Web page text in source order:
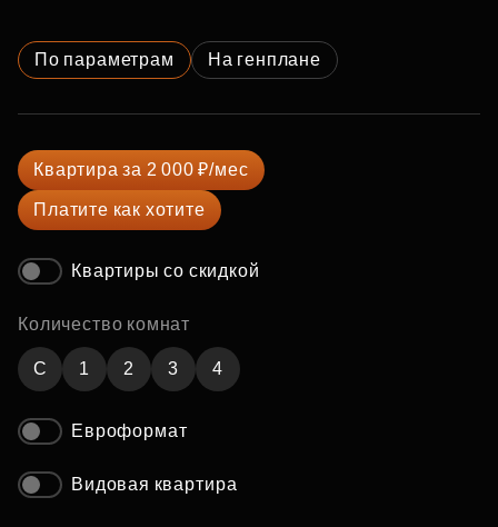
По параметрам На генплане
Квартира за 2 000 ₽/мес
Платите как хотите
Квартиры со скидкой
Количество комнат
C 1 2 3 4
Евроформат
Видовая квартира